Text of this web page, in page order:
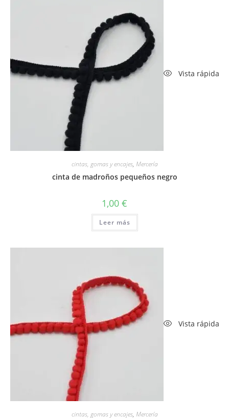
Vista rápida
cintas, gomas y encajes, Mercería
cinta de madroños pequeños negro
1,00 €
Leer más
Vista rápida
cintas, gomas y encajes, Mercería